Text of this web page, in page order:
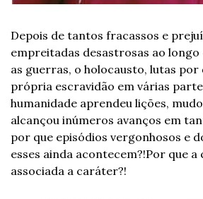
Depois de tantos fracassos e
empreitadas desastrosas ao
as guerras, o holocausto, lutas por
própria escravidão em várias
humanidade aprendeu lições,
alcançou inúmeros avanços em
por que episódios vergonhosos e
esses ainda acontecem?!Por que a
associada a caráter?!